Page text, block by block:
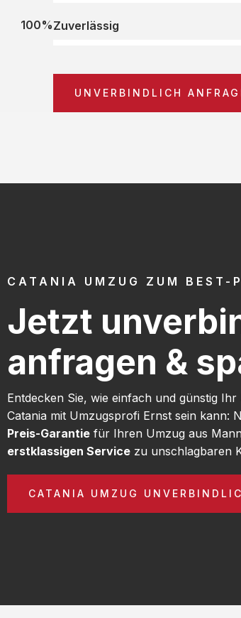
Zuverlässig
100%
UNVERBINDLICH
CATANIA UMZUG ZUM BEST-
Jetzt
anfragen &
Entdecken Sie, wie einfach und günstig
Catania mit Umzugsprofi Ernst sein kann:
Preis-Garantie für Ihren Umzug aus
erstklassigen Service zu unschlagbaren
CATANIA UMZUG